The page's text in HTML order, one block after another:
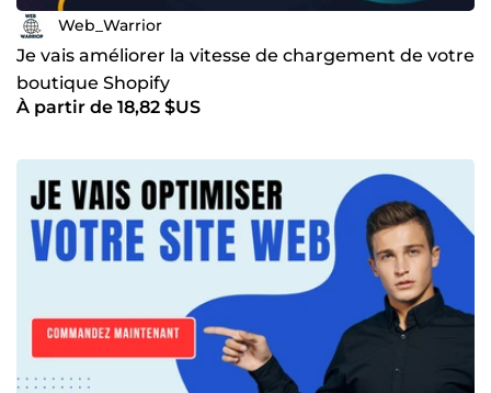
Web_Warrior
Je vais améliorer la vitesse de chargement de votre
boutique Shopify
À partir de 18,82 $US